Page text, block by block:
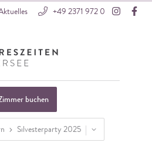
+49 2371 972 0
buchen
Silvesterparty 2025